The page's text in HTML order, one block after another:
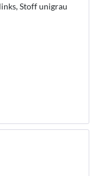
Stoff unigrau